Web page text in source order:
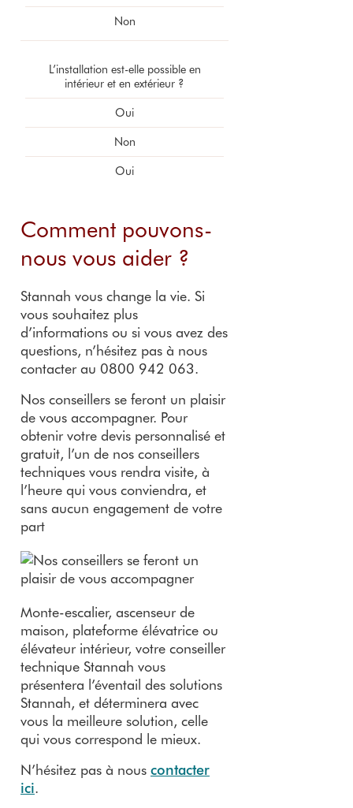
Non
L’installation est-elle possible en
intérieur et en extérieur ?
Oui
Non
Oui
Comment pouvons-
nous vous aider ?
Stannah vous change la vie. Si
vous souhaitez plus
d’informations ou si vous avez des
questions, n’hésitez pas à nous
contacter au 0800 942 063.
Nos conseillers se feront un plaisir
de vous accompagner. Pour
obtenir votre devis personnalisé et
gratuit, l’un de nos conseillers
techniques vous rendra visite, à
l’heure qui vous conviendra, et
sans aucun engagement de votre
part
Monte-escalier, ascenseur de
maison, plateforme élévatrice ou
élévateur intérieur, votre conseiller
technique Stannah vous
présentera l’éventail des solutions
Stannah, et déterminera avec
vous la meilleure solution, celle
qui vous correspond le mieux.
N’hésitez pas à nous contacter
ici.